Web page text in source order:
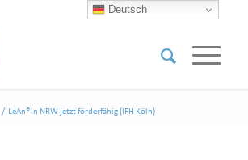
/ LeAn®in NRW jetzt förderfähig (IFH Köln)
Deutsch